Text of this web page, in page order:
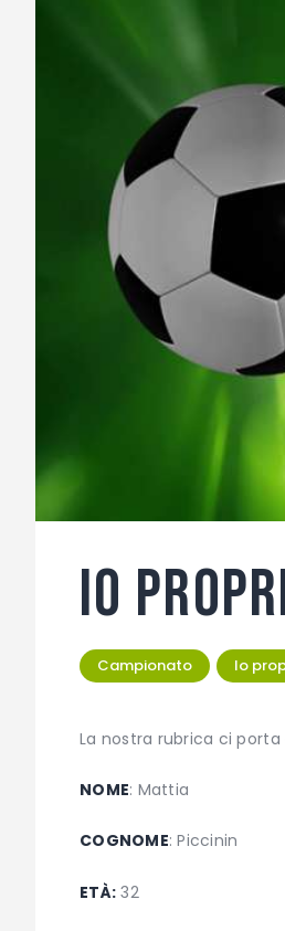
IO
Campionato Io
La nostra rubrica ci
NOME: Mattia
COGNOME: Piccinin
ETÀ: 32